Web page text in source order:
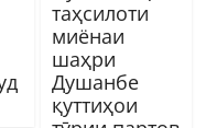
таҳсилоти
миёнаи
шаҳри
Душанбе
қуттиҳои